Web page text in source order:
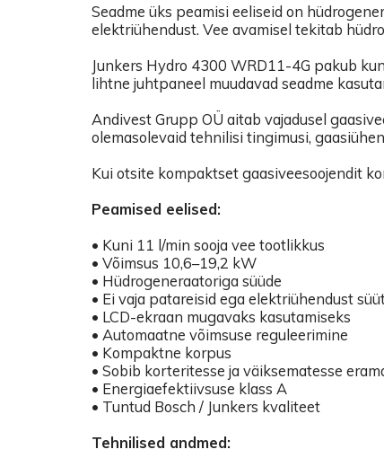
Seadme üks peamisi eeliseid on
elektriühendust. Vee avamisel tekitab
Junkers Hydro 4300 WRD11-4G pakub
lihtne juhtpaneel muudavad seadme
Andivest Grupp OÜ aitab vajadusel
olemasolevaid tehnilisi tingimusi,
Kui otsite kompaktset gaasiveesoojendit
Peamised eelised:
• Kuni 11 l/min sooja vee tootlikkus
• Võimsus 10,6–19,2 kW
• Hüdrogeneraatoriga süüde
• Ei vaja patareisid ega elektriühendust
• LCD-ekraan mugavaks kasutamiseks
• Automaatne võimsuse reguleerimine
• Kompaktne korpus
• Sobib korteritesse ja väiksematesse
• Energiaefektiivsuse klass A
• Tuntud Bosch / Junkers kvaliteet
Tehnilised andmed: